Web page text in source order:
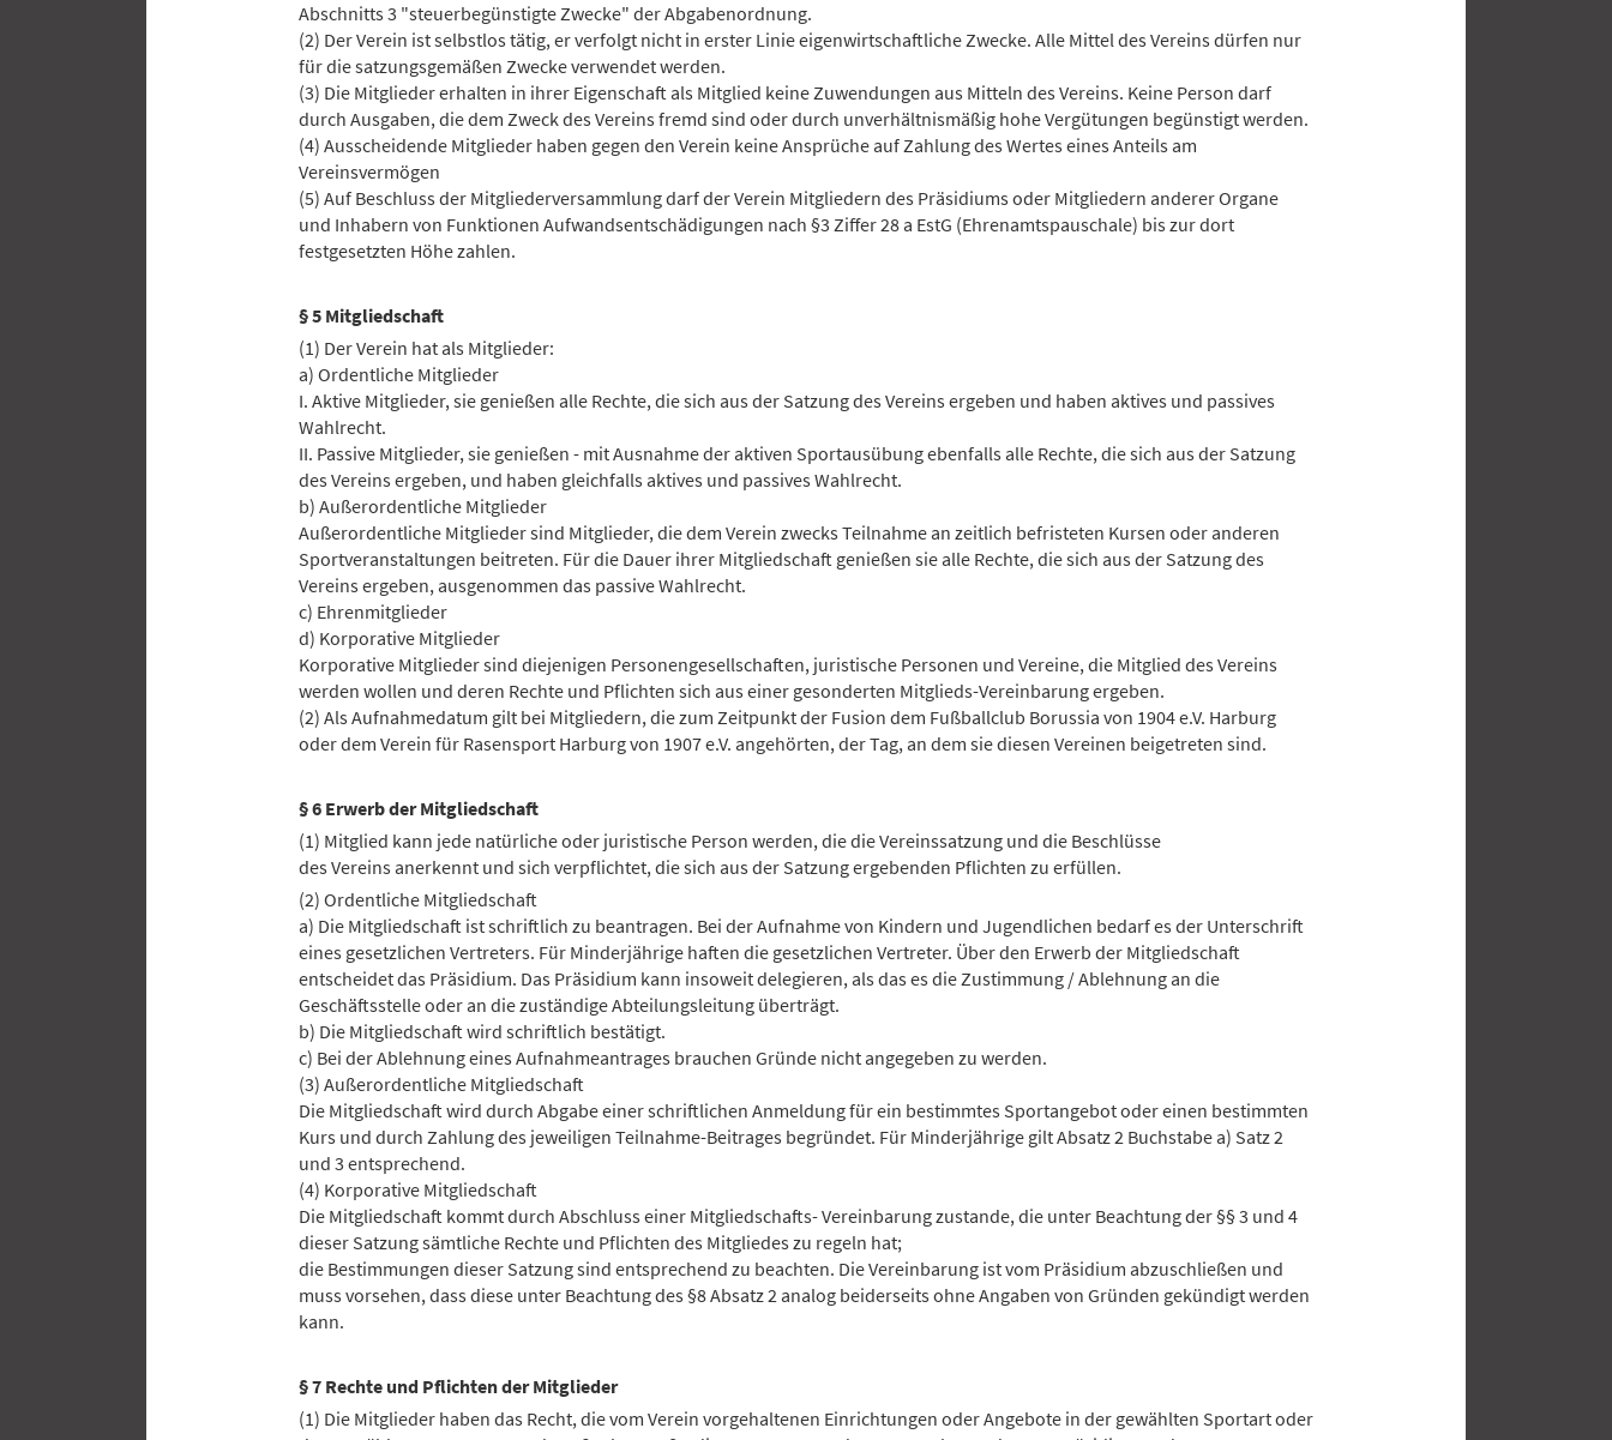
Abschnitts 3 "steuerbegünstigte Zwecke" der Abgabenordnung.
(2) Der Verein ist selbstlos tätig, er verfolgt nicht in erster Linie eigenwirtschaftliche Zwecke. Alle Mittel des Vereins dürfen nur
für die satzungsgemäßen Zwecke verwendet werden.
(3) Die Mitglieder erhalten in ihrer Eigenschaft als Mitglied keine Zuwendungen aus Mitteln des Vereins. Keine Person darf
durch Ausgaben, die dem Zweck des Vereins fremd sind oder durch unverhältnismäßig hohe Vergütungen begünstigt werden.
(4) Ausscheidende Mitglieder haben gegen den Verein keine Ansprüche auf Zahlung des Wertes eines Anteils am
Vereinsvermögen
(5) Auf Beschluss der Mitgliederversammlung darf der Verein Mitgliedern des Präsidiums oder Mitgliedern anderer Organe
und Inhabern von Funktionen Aufwandsentschädigungen nach §3 Ziffer 28 a EstG (Ehrenamtspauschale) bis zur dort
festgesetzten Höhe zahlen.
§ 5 Mitgliedschaft
(1) Der Verein hat als Mitglieder:
a) Ordentliche Mitglieder
I. Aktive Mitglieder, sie genießen alle Rechte, die sich aus der Satzung des Vereins ergeben und haben aktives und passives
Wahlrecht.
II. Passive Mitglieder, sie genießen - mit Ausnahme der aktiven Sportausübung ebenfalls alle Rechte, die sich aus der Satzung
des Vereins ergeben, und haben gleichfalls aktives und passives Wahlrecht.
b) Außerordentliche Mitglieder
Außerordentliche Mitglieder sind Mitglieder, die dem Verein zwecks Teilnahme an zeitlich befristeten Kursen oder anderen
Sportveranstaltungen beitreten. Für die Dauer ihrer Mitgliedschaft genießen sie alle Rechte, die sich aus der Satzung des
Vereins ergeben, ausgenommen das passive Wahlrecht.
c) Ehrenmitglieder
d) Korporative Mitglieder
Korporative Mitglieder sind diejenigen Personengesellschaften, juristische Personen und Vereine, die Mitglied des Vereins
werden wollen und deren Rechte und Pflichten sich aus einer gesonderten Mitglieds-Vereinbarung ergeben.
(2) Als Aufnahmedatum gilt bei Mitgliedern, die zum Zeitpunkt der Fusion dem Fußballclub Borussia von 1904 e.V. Harburg
oder dem Verein für Rasensport Harburg von 1907 e.V. angehörten, der Tag, an dem sie diesen Vereinen beigetreten sind.
§ 6 Erwerb der Mitgliedschaft
(1) Mitglied kann jede natürliche oder juristische Person werden, die die Vereinssatzung und die Beschlüsse
des Vereins anerkennt und sich verpflichtet, die sich aus der Satzung ergebenden Pflichten zu erfüllen.
(2) Ordentliche Mitgliedschaft
a) Die Mitgliedschaft ist schriftlich zu beantragen. Bei der Aufnahme von Kindern und Jugendlichen bedarf es der Unterschrift
eines gesetzlichen Vertreters. Für Minderjährige haften die gesetzlichen Vertreter. Über den Erwerb der Mitgliedschaft
entscheidet das Präsidium. Das Präsidium kann insoweit delegieren, als das es die Zustimmung / Ablehnung an die
Geschäftsstelle oder an die zuständige Abteilungsleitung überträgt.
b) Die Mitgliedschaft wird schriftlich bestätigt.
c) Bei der Ablehnung eines Aufnahmeantrages brauchen Gründe nicht angegeben zu werden.
(3) Außerordentliche Mitgliedschaft
Die Mitgliedschaft wird durch Abgabe einer schriftlichen Anmeldung für ein bestimmtes Sportangebot oder einen bestimmten
Kurs und durch Zahlung des jeweiligen Teilnahme-Beitrages begründet. Für Minderjährige gilt Absatz 2 Buchstabe a) Satz 2
und 3 entsprechend.
(4) Korporative Mitgliedschaft
Die Mitgliedschaft kommt durch Abschluss einer Mitgliedschafts- Vereinbarung zustande, die unter Beachtung der §§ 3 und 4
dieser Satzung sämtliche Rechte und Pflichten des Mitgliedes zu regeln hat;
die Bestimmungen dieser Satzung sind entsprechend zu beachten. Die Vereinbarung ist vom Präsidium abzuschließen und
muss vorsehen, dass diese unter Beachtung des §8 Absatz 2 analog beiderseits ohne Angaben von Gründen gekündigt werden
kann.
§ 7 Rechte und Pflichten der Mitglieder
(1) Die Mitglieder haben das Recht, die vom Verein vorgehaltenen Einrichtungen oder Angebote in der gewählten Sportart oder